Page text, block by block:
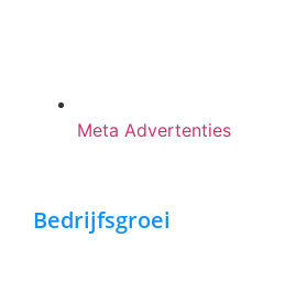
Meta Advertenties
Bedrijfsgroei